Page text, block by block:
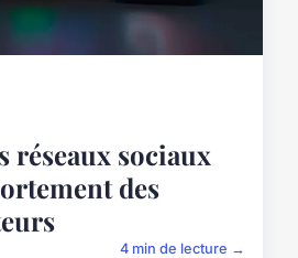
réseaux sociaux
des
4 min de lecture →